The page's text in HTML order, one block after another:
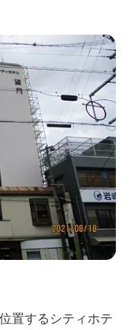
置するシティホテ